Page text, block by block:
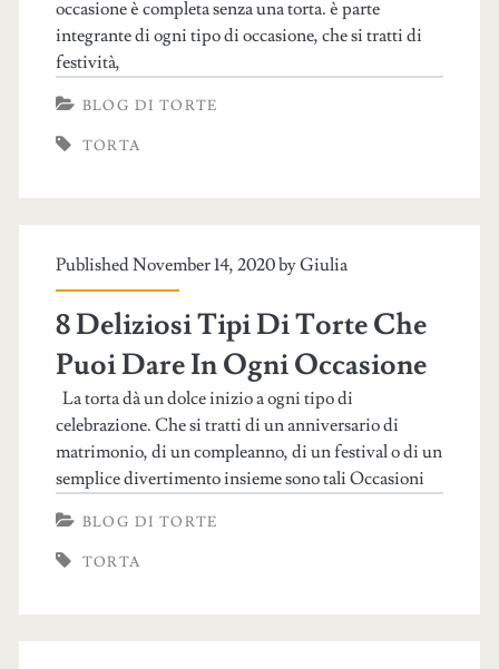
occasione è completa senza una torta. è parte
integrante di ogni tipo di occasione, che si tratti di
festività,
BLOG DI TORTE
TORTA
Published November 14, 2020 byGiulia
8 Deliziosi Tipi Di Torte Che
Puoi Dare In Ogni Occasione
La torta dà un dolce inizio a ogni tipo di
celebrazione. Che si tratti di un anniversario di
matrimonio, di un compleanno, di un festival o di un
semplice divertimento insieme sono tali Occasioni
BLOG DI TORTE
TORTA